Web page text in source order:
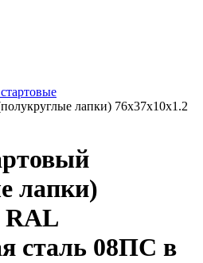
лапки) 76х37х10x1.2
лапки)
RAL
сталь 08ПС в